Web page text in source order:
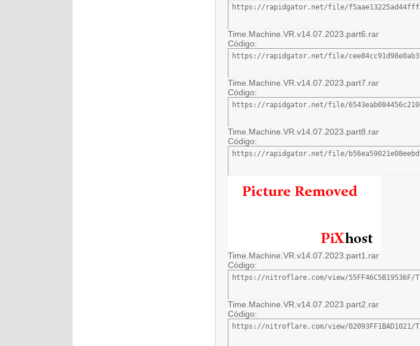
https://rapidgator.net/file/
Time.Machine.VR.v14.07.2023.part6.rar
Código:
https://rapidgator.net/file/
Time.Machine.VR.v14.07.2023.part7.rar
Código:
https://rapidgator.net/file/
Time.Machine.VR.v14.07.2023.part8.rar
Código:
https://rapidgator.net/file/
Time.Machine.VR.v14.07.2023.part1.rar
Código:
https://nitroflare.com/view/55FF46C5B19536F/
Time.Machine.VR.v14.07.2023.part2.rar
Código:
https://nitroflare.com/view/02093FF1BAD1021/